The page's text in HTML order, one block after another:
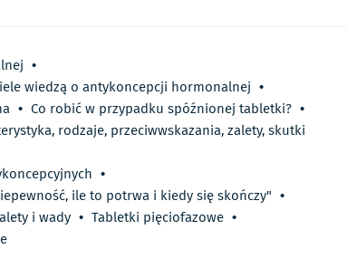
•
wiedzą o antykoncepcji hormonalnej •
• Co robić w przypadku spóźnionej tabletki? •
rodzaje, przeciwwskazania, zalety, skutki
•
ile to potrwa i kiedy się skończy" •
i wady • Tabletki pięciofazowe •